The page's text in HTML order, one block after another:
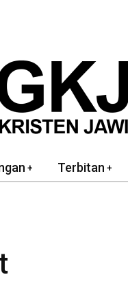
Terbitan